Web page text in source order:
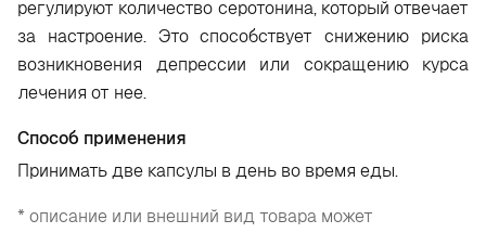
регулируют количество серотонина, который отвечает
за настроение. Это способствует снижению риска
возникновения депрессии или сокращению курса
лечения от нее.
Способ применения
Принимать две капсулы в день во время еды.
* описание или внешний вид товара может